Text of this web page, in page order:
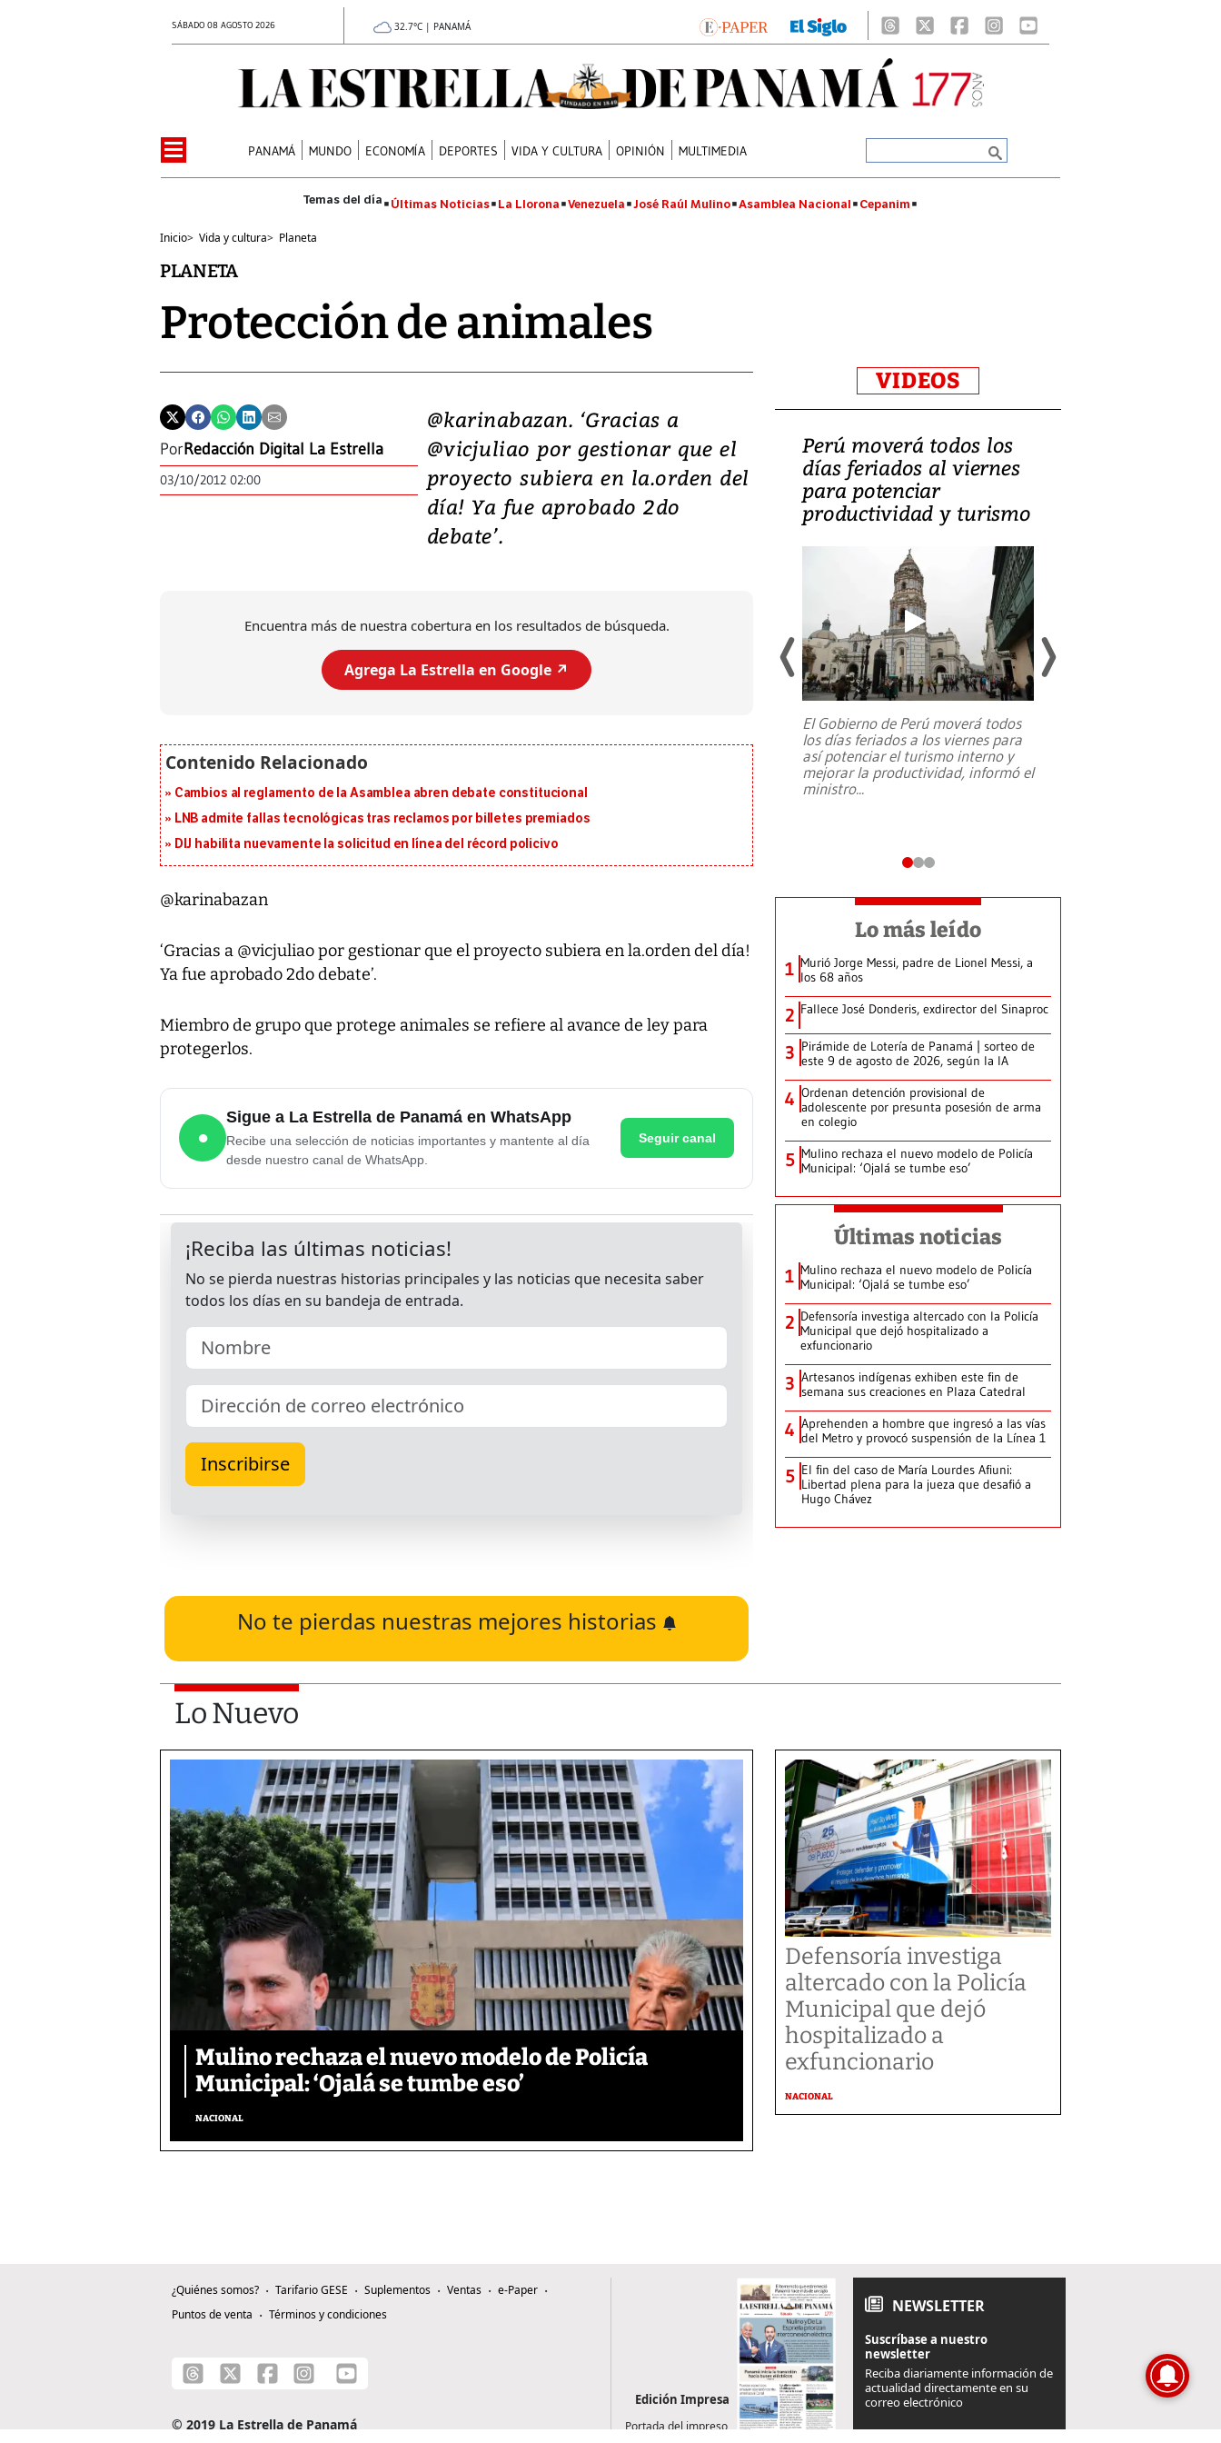
SÁBADO 08 AGOSTO 2026 32.7°C | PANAMÁ
PANAMÁ MUNDO ECONOMÍA DEPORTES VIDA Y CULTURA OPINIÓN MULTIMEDIA
Últimas Noticias La Llorona Venezuela José Raúl Mulino Asamblea Nacional Cepanim
Inicio> Vida y cultura> Planeta
PLANETA
Protección de animales
PorRedacción Digital La Estrella
03/10/2012 02:00
@karinabazan. ‘Gracias a
@vicjuliao por gestionar que el
proyecto subiera en la.orden del
día! Ya fue aprobado 2do
debate’.
Encuentra más de nuestra cobertura en los resultados de búsqueda.
Agrega La Estrella en Google ↗️
Cambios al reglamento de la Asamblea abren debate constitucional
LNB admite fallas tecnológicas tras reclamos por billetes premiados
DIJ habilita nuevamente la solicitud en línea del récord policivo
@karinabazan
‘Gracias a @vicjuliao por gestionar que el proyecto subiera en la.orden del día!
Ya fue aprobado 2do debate’.
Miembro de grupo que protege animales se refiere al avance de ley para
protegerlos.
●
Sigue a La Estrella de Panamá en WhatsApp
Recibe una selección de noticias importantes y mantente al día
desde nuestro canal de WhatsApp.
Seguir canal
No te pierdas nuestras mejores historias
VIDEOS
Video: Lula lanza su
candidatura con
promesas de inversión
en defensa, educación y
Entre recuerdos y escuetas
da Silva, oficializó este domingo su
candidatura
Perú moverá todos los
días feriados al viernes
para potenciar
productividad y turismo
El Gobierno de Perú moverá todos
los días feriados a los viernes para
así potenciar el turismo interno y
mejorar la productividad, informó el
ministro...
Lo más leído
1 Murió Jorge Messi, padre de Lionel Messi, a
los 68 años
2 Fallece José Donderis, exdirector del Sinaproc
3 Pirámide de Lotería de Panamá | sorteo de
este 9 de agosto de 2026, según la IA
4 Ordenan detención provisional de
adolescente por presunta posesión de arma
en colegio
5 Mulino rechaza el nuevo modelo de Policía
Municipal: ‘Ojalá se tumbe eso’
Últimas noticias
1 Mulino rechaza el nuevo modelo de Policía
Municipal: ‘Ojalá se tumbe eso’
2 Defensoría investiga altercado con la Policía
Municipal que dejó hospitalizado a
exfuncionario
3 Artesanos indígenas exhiben este fin de
semana sus creaciones en Plaza Catedral
4 Aprehenden a hombre que ingresó a las vías
del Metro y provocó suspensión de la Línea 1
5 El fin del caso de María Lourdes Afiuni:
Libertad plena para la jueza que desafió a
Hugo Chávez
Lo Nuevo
Mulino rechaza el nuevo modelo de Policía
Municipal: ‘Ojalá se tumbe eso’
NACIONAL
Defensoría investiga
altercado con la Policía
Municipal que dejó
hospitalizado a
exfuncionario
NACIONAL
¿Quiénes somos? Tarifario GESE Suplementos Ventas
e-Paper
Puntos de venta
Términos y condiciones
© 2019 La Estrella de Panamá
Edición Impresa
Portada del impreso
NEWSLETTER
Suscríbase a nuestro
newsletter
Reciba diariamente información de
actualidad directamente en su
correo electrónico